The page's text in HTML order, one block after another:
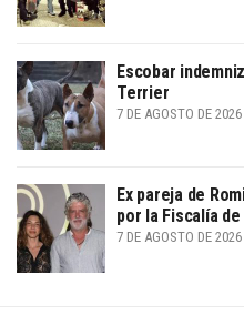
Escobar
Terrier
7 DE AGOSTO DE 2026
Ex pareja de
por la Fiscalía de
7 DE AGOSTO DE 2026